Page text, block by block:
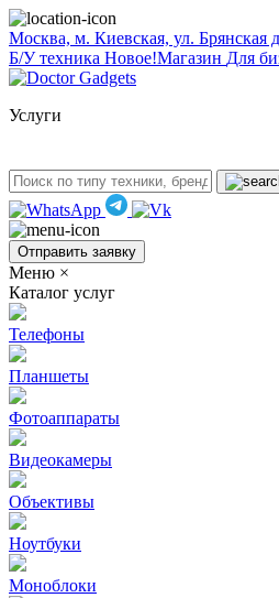
Москва, м. Киевская, ул. Брянская
Б/У техникa Новое!Магазин Для
Услуги
Отправить заявку
Меню ×
Каталог услуг
Телефоны
Планшеты
Фотоаппараты
Видеокамеры
Объективы
Ноутбуки
Моноблоки